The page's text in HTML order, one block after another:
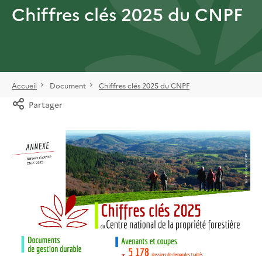
Chiffres clés 2025 du CNPF
Accueil Document Chiffres clés 2025 du CNPF
Partager